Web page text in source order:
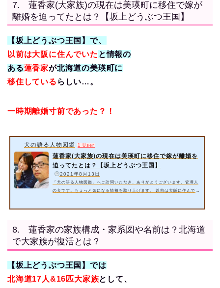
7. 蓮香家(大家族)の現在は美瑛町に移住で嫁が
離婚を迫ってたとは？【坂上どうぶつ王国】
【坂上どうぶつ王国】で、
以前は大阪に住んでいた と情報の
ある蓮香家が北海道の美瑛町に
移住している らしい…。
一時期離婚寸前であった？！
犬の語る人物図鑑 1 User
蓮香家(大家族)の現在は美瑛町に移住で嫁が離婚を
迫ってたとは？【坂上どうぶつ王国】
2021年8月13日
「犬の語る人物図鑑」へご訪問いただき、ありがとうございます。管理人
の犬です。ちょっと気になる情報を取り上げます。 以前は大阪に住んでい
リンク 1. 蓮香家(大家族)の現在は大阪から北海道美瑛町に移住とは…
8. 蓮香家の家族構成・家系図や名前は？北海道
で大家族が復活とは？
【坂上どうぶつ王国】では
北海道17人&16匹大家族として、